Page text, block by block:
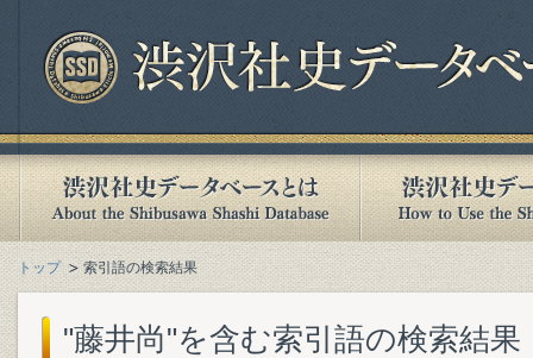
トップ 索引語の検索結果
"藤井尚"を含む索引語の検索結果